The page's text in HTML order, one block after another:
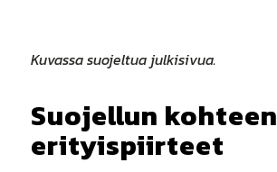
Kuvassa suojeltua julkisivua.
Suojellun kohteen
erityispiirteet